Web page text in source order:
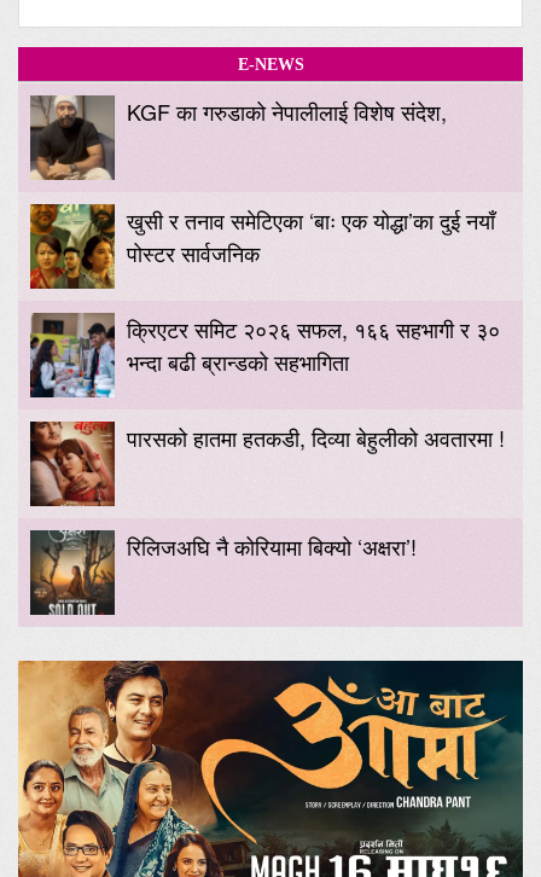
E-NEWS
KGF का गरुडाको नेपालीलाई विशेष संदेश,
खुसी र तनाव समेटिएका ‘बाः एक योद्धा’का दुई नयाँ
पोस्टर सार्वजनिक
क्रिएटर समिट २०२६ सफल, १६६ सहभागी र ३०
भन्दा बढी ब्रान्डको सहभागिता
पारसको हातमा हतकडी, दिव्या बेहुलीको अवतारमा !
रिलिजअघि नै कोरियामा बिक्यो ‘अक्षरा’!